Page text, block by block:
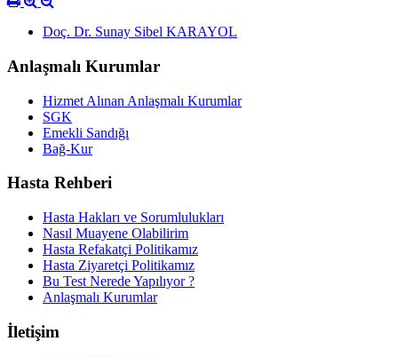
Doç. Dr. Sunay Sibel KARAYOL
Anlaşmalı Kurumlar
Hizmet Alınan Anlaşmalı Kurumlar
SGK
Emekli Sandığı
Bağ-Kur
Hasta Rehberi
Hasta Hakları ve Sorumlulukları
Nasıl Muayene Olabilirim
Hasta Refakatçi Politikamız
Hasta Ziyaretçi Politikamız
Bu Test Nerede Yapılıyor ?
Anlaşmalı Kurumlar
İletişim